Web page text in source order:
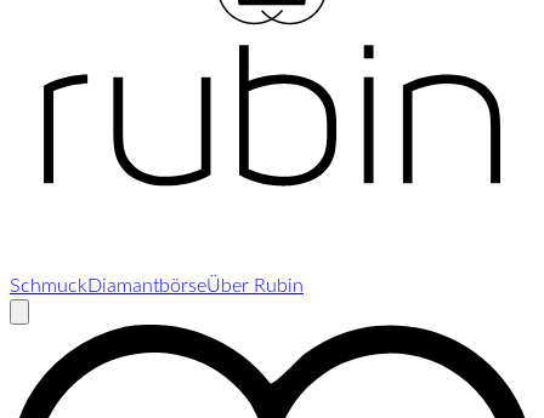
SchmuckDiamantbörseÜber Rubin